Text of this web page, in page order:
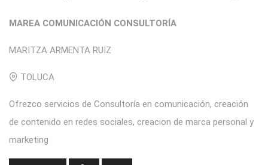
MAREA COMUNICACIÓN CONSULTORÍA
MARITZA ARMENTA RUIZ
TOLUCA
Ofrezco servicios de Consultoría en comunicación, creación
de contenido en redes sociales, creacion de marca personal y
marketing